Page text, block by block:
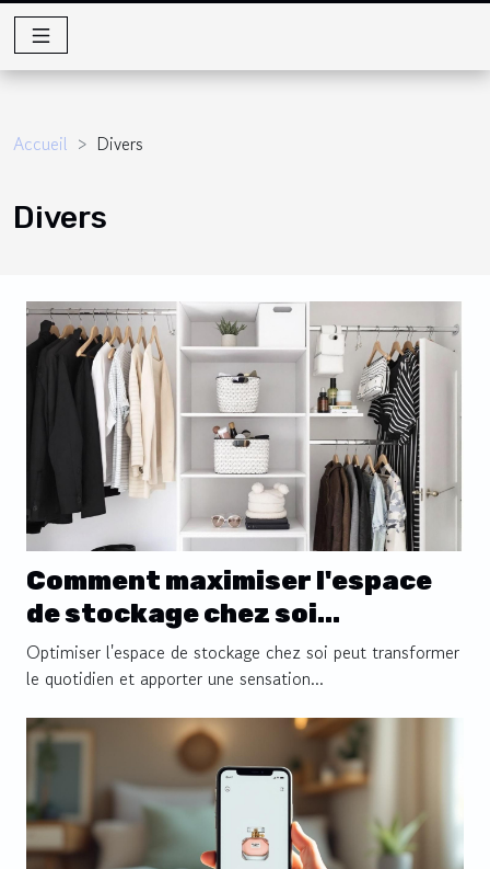
Accueil Divers
Divers
Comment maximiser l'espace
de stockage chez soi
efficacement ?
Optimiser l'espace de stockage chez soi peut transformer
le quotidien et apporter une sensation...